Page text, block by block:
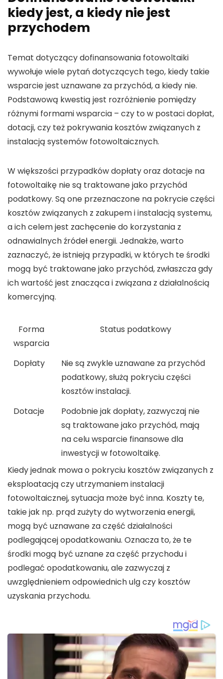
kiedy jest, a kiedy nie jest
przychodem
Temat dotyczącydofinansowania fotowoltaiki
wywołuje wiele pytań dotyczących tego, kiedy takie
wsparcie jest uznawane za przychód, a kiedy nie.
Podstawową kwestią jest rozróżnienie pomiędzy
różnymi formami wsparcia – czy to w postacidopłat,
dotacji, czy też pokrywania kosztów związanych z
instalacją systemów fotowoltaicznych.
W większości przypadkówdopłatyoraz dotacje na
fotowoltaikę nie są traktowane jako przychód
podatkowy. Są one przeznaczone na pokrycie części
kosztów związanych z zakupem i instalacją systemu,
a ich celem jest zachęcenie do korzystania z
odnawialnych źródeł energii. Jednakże, warto
zaznaczyć, że istnieją przypadki, w których te środki
mogą być traktowane jako przychód, zwłaszcza gdy
ich wartość jest znacząca i związana z działalnością
komercyjną.
Forma
wsparcia
Status podatkowy
Dopłaty
Nie są zwykle uznawane za przychód
podatkowy, służą pokryciu części
kosztów instalacji.
Dotacje
Podobnie jak dopłaty, zazwyczaj nie
są traktowane jako przychód, mają
na celu wsparcie finansowe dla
inwestycji w fotowoltaikę.
Kiedy jednak mowa o pokryciu kosztów związanych z
eksploatacją czy utrzymaniem instalacji
fotowoltaicznej, sytuacja może być inna. Koszty te,
takie jak np. prąd zużyty do wytworzenia energii,
mogą być uznawane za część działalności
podlegającej opodatkowaniu. Oznacza to, że te
środki mogą być uznane za część przychodu i
podlegać opodatkowaniu, ale zazwyczaj z
uwzględnieniem odpowiednich ulg czy kosztów
uzyskania przychodu.